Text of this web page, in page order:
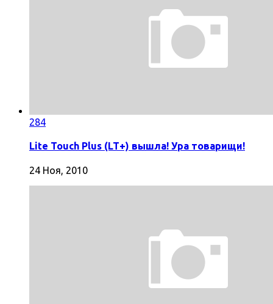
284
Lite Touch Plus (LT+) вышла! Ура товарищи!
24 Ноя, 2010